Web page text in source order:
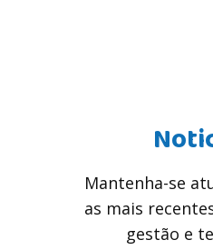
Mantenha-se
as mais
gestão e